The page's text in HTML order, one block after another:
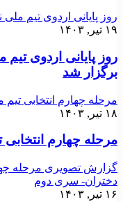
روز پایانی اردوی تیم
۱۹ تیر, ۱۴۰۳
روز پایانی اردوی
برگزار شد
مرحله چهارم انتخابی تیم
۱۸ تیر, ۱۴۰۳
مرحله چهارم انتخابی
گزارش تصویری مرحله
دختران- سری دوم
۱۶ تیر, ۱۴۰۳